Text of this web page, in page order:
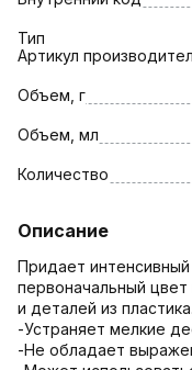
Тип
Артикул
Объем, г
Объем, мл
Количество
Описание
Придает
первоначальный
и деталей из пластика.
-Устраняет мелкие
-Не обладает